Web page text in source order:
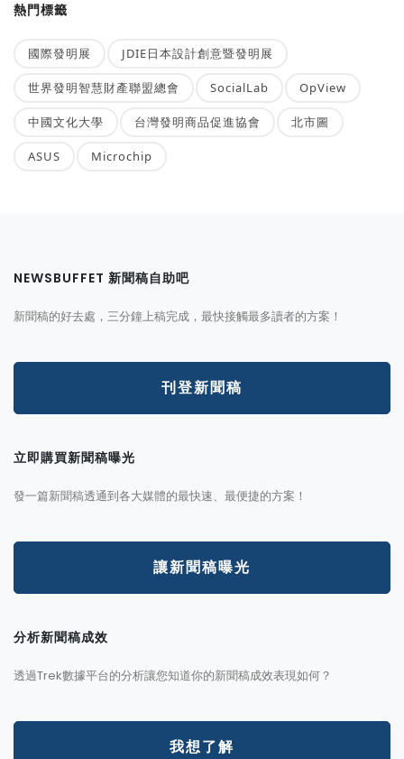
熱門標籤
國際發明展 JDIE日本設計創意暨發明展
世界發明智慧財產聯盟總會 SocialLab OpView
中國文化大學 台灣發明商品促進協會 北市圖
ASUS Microchip
NEWSBUFFET 新聞稿自助吧
新聞稿的好去處，三分鐘上稿完成，最快接觸最多讀者的方案！
刊登新聞稿
立即購買新聞稿曝光
發一篇新聞稿透通到各大媒體的最快速、最便捷的方案！
讓新聞稿曝光
分析新聞稿成效
透過Trek數據平台的分析讓您知道你的新聞稿成效表現如何？
我想了解